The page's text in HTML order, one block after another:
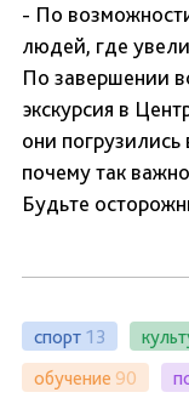
- По
людей, где
По завершении
экскурсия в
они
почему так
Будьте
спорт 13
обучение 90